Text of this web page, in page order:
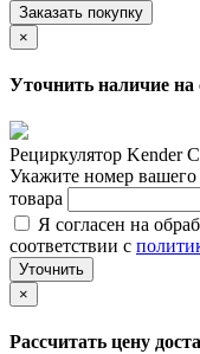
Заказать покупку
×
Уточнить наличие на
Рециркулятор Kender
Укажите номер
товара
Я согласен на
соответствии с
Уточнить
×
Рассчитать цену